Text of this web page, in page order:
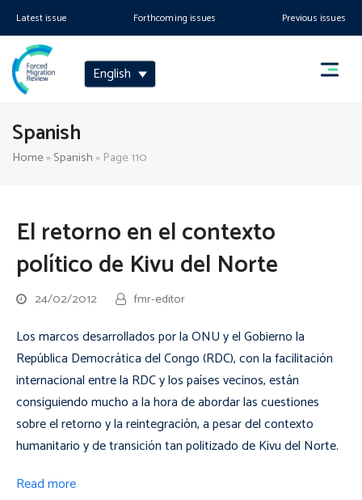
Latest issue Forthcoming issues Previous issues
English
Spanish
Home»Spanish » Page 110
El retorno en el contexto
político de Kivu del Norte
24/02/2012 fmr-editor
Los marcos desarrollados por la ONU y el Gobierno la
República Democrática del Congo (RDC), con la facilitación
internacional entre la RDC y los países vecinos, están
consiguiendo mucho a la hora de abordar las cuestiones
sobre el retorno y la reintegración, a pesar del contexto
humanitario y de transición tan politizado de Kivu del Norte.
Read more